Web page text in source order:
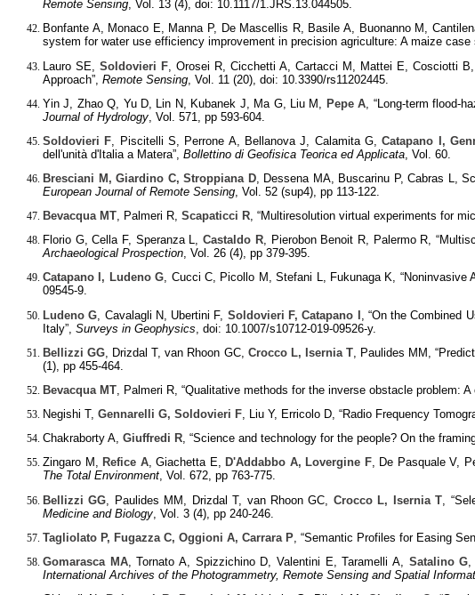
Remote Sensing, Vol. 13 (4), doi: 10.1117/1.JRS.13.044505.
Bonfante A, Monaco E, Manna P, De Mascellis R, Basile A, Buonanno M,
system for water use efficiency improvement in precision agriculture: A maize case
Lauro SE, Soldovieri F, Orosei R, Cicchetti A, Cartacci M, Mattei E, Cosciotti
Approach”, Remote Sensing , Vol. 11 (20), doi: 10.3390/rs11202445.
Yin J, Zhao Q, Yu D, Lin N, Kubanek J, Ma G, Liu M, Pepe A , “Long-term flood-
Journal of Hydrology , Vol. 571, pp 593-604.
Soldovieri F , Piscitelli S, Perrone A, Bellanova J, Calamita G,Catapano I,
dell'unità d'Italia a Matera”, Bollettino di Geofisica Teorica ed Applicata , Vol. 60.
Bresciani M, Giardino C, Stroppiana D, Dessena MA, Buscarinu P, Cabras L,
European Journal of Remote Sensing, Vol. 52 (sup4), pp 113-122.
Bevacqua MT, Palmeri R, Scapaticci R, “Multiresolution virtual experiments for
Florio G, Cella F, Speranza L,Castaldo R, Pierobon Benoit R, Palermo R,
Archaeological Prospection, Vol. 26 (4), pp 379-395.
Catapano I, Ludeno G, Cucci C, Picollo M, Stefani L, Fukunaga K,
09545-9.
Ludeno G , Cavalagli N, Ubertini F, Soldovieri F, Catapano I , “On the Combined
Italy”, Surveys in Geophysics , doi: 10.1007/s10712-019-09526-y.
Bellizzi GG , Drizdal T, van Rhoon GC, Crocco L, Isernia T, Paulides MM,
(1), pp 455-464.
Bevacqua MT , Palmeri R, “Qualitative methods for the inverse obstacle problem:
Negishi T, Gennarelli G, Soldovieri F, Liu Y, Erricolo D, “Radio Frequency
Chakraborty A, Giuffredi R, “Science and technology for the people? On the
Zingaro M, Refice A, Giachetta E, D'Addabbo A, Lovergine F, De Pasquale V,
The Total Environment, Vol. 672, pp 763-775.
Bellizzi GG , Paulides MM, Drizdal T, van Rhoon GC, Crocco L, Isernia T ,
Medicine and Biology , Vol. 3 (4), pp 240-246.
Tagliolato P, Fugazza C, Oggioni A, Carrara P , “Semantic Profiles for Easing
Gomarasca MA, Tornato A, Spizzichino D, Valentini E, Taramelli A, Satalino G
International Archives of the Photogrammetry, Remote Sensing and Spatial